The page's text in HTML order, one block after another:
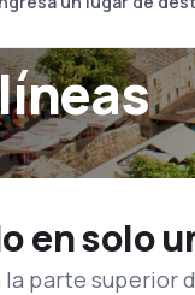
en solo
parte superior